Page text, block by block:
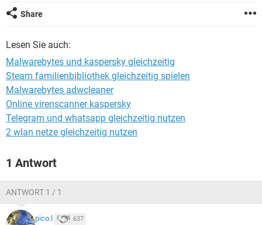
Share
Lesen Sie auch:
Malwarebytes und kaspersky gleichzeitig
Steam familienbibliothek gleichzeitig spielen
Malwarebytes adwcleaner
Online virenscanner kaspersky
Telegram und whatsapp gleichzeitig nutzen
2 wlan netze gleichzeitig nutzen
1 Antwort
ANTWORT 1 / 1
pico.l 637